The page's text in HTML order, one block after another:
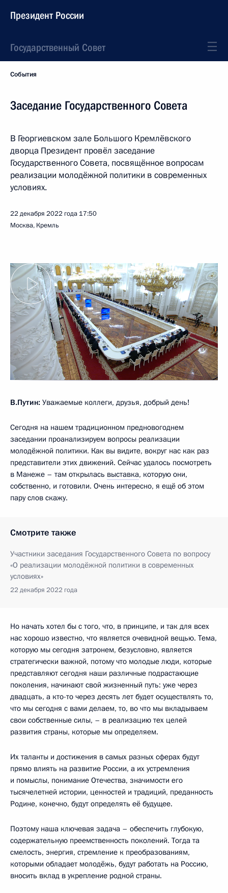
Президент России
Государственный Совет
События
Заседание Государственного Совета
В Георгиевском зале Большого Кремлёвского
дворца Президент провёл заседание
Государственного Совета, посвящённое вопросам
реализации молодёжной политики в современных
условиях.
22 декабря 2022 года 17:50
Москва, Кремль
В.Путин: Уважаемые коллеги, друзья, добрый день!
Сегодня на нашем традиционном предновогоднем
заседании проанализируем вопросы реализации
молодёжной политики. Как вы видите, вокруг нас как раз
представители этих движений. Сейчас удалось посмотреть
в Манеже – там открылась выставка, которую они,
собственно, и готовили. Очень интересно, я ещё об этом
пару слов скажу.
Смотрите также
Участники заседания Государственного Совета по вопросу
«О реализации молодёжной политики в современных
условиях»
22 декабря 2022 года
Но начать хотел бы с того, что, в принципе, и так для всех
нас хорошо известно, что является очевидной вещью. Тема,
которую мы сегодня затронем, безусловно, является
стратегически важной, потому что молодые люди, которые
представляют сегодня наши различные подрастающие
поколения, начинают свой жизненный путь: уже через
двадцать, а кто-то через десять лет будет осуществлять то,
что мы сегодня с вами делаем, то, во что мы вкладываем
свои собственные силы, – в реализацию тех целей
развития страны, которые мы определяем.
Их таланты и достижения в самых разных сферах будут
прямо влиять на развитие России, а их устремления
и помыслы, понимание Отечества, значимости его
тысячелетней истории, ценностей и традиций, преданность
Родине, конечно, будут определять её будущее.
Поэтому наша ключевая задача – обеспечить глубокую,
содержательную преемственность поколений. Тогда та
смелость, энергия, стремление к преобразованиям,
которыми обладает молодёжь, будут работать на Россию,
вносить вклад в укрепление родной страны.